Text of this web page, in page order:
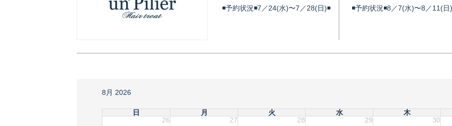
◾️予約状況◾️7／24(水)〜7／28(日)◾️ ◾️予約状況◾️8／7(水)〜8／11(日
8月 2026
日 月 火 水
木
26
27 28 29 30